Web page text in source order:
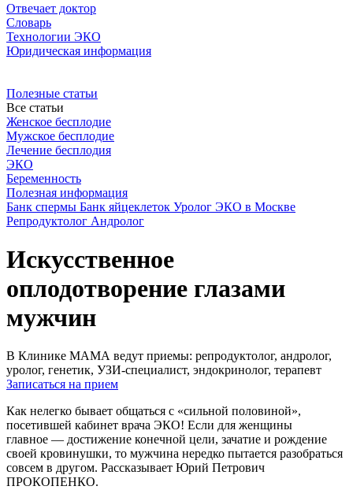
Отвечает доктор
Словарь
Технологии ЭКО
Юридическая информация
Полезные статьи
Все статьи
Женское бесплодие
Мужское бесплодие
Лечение бесплодия
ЭКО
Беременность
Полезная информация
Банк спермы Банк яйцеклеток Уролог ЭКО в Москве
Репродуктолог Андролог
Искусственное
оплодотворение глазами
мужчин
В Клинике МАМА ведут приемы: репродуктолог, андролог,
уролог, генетик, УЗИ-специалист, эндокринолог, терапевт
Записаться на прием
Как нелегко бывает общаться с «сильной половиной»,
посетившей кабинет врача ЭКО! Если для женщины
главное — достижение конечной цели, зачатие и рождение
своей кровинушки, то мужчина нередко пытается разобраться
совсем в другом. Рассказывает Юрий Петрович
ПРОКОПЕНКО.